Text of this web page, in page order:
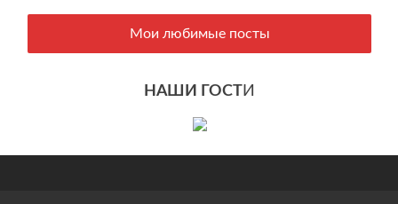
Мои любимые посты
НАШИ ГОСТИ